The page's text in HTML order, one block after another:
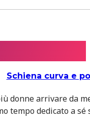
Schiena curva e
donne arrivare da
tempo dedicato a